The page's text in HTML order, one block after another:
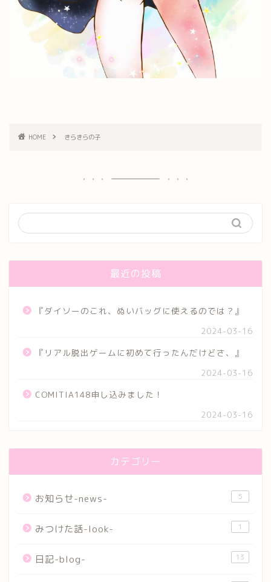
HOME きらきらの子
最近の投稿
『ダイソーのこれ、ぬいバッグに使えるのでは？』
2024-03-16
『リアル脱出ゲームに初めて行ったんだけどさ、』
2024-03-16
COMITIA148申し込みました！
2024-03-16
カテゴリー
お知らせ-news- 5
みつけた話-look- 1
日記-blog- 13